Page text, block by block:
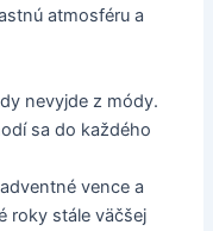
atmosféru a
nevyjde z módy.
sa do každého
vence a
roky stále väčšej